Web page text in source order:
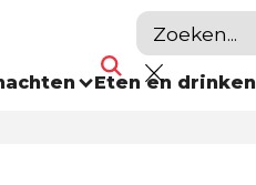
Eten en drinken